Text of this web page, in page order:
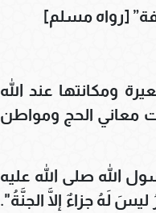
[رواه مسلم]
ومكانتها عند الله
معاني الحج ومواطن
الله صلى الله عليه
لَهُ جزاءٌ إلَّا الجنَّةُ".